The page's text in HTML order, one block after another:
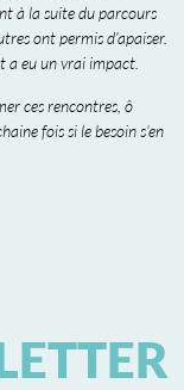
à la suite du parcours
ont permis d’apaiser.
a eu un vrai impact.
ces rencontres, ô
fois si le besoin s’en